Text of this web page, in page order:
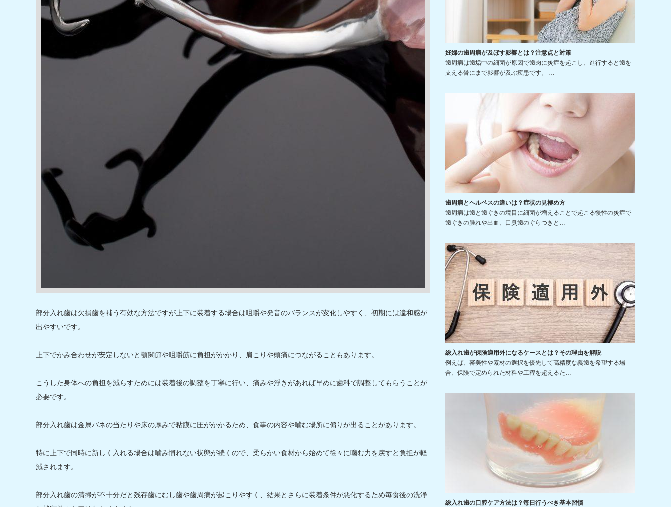
部分入れ歯は欠損歯を補う有効な方法ですが上下に装着する場合は咀嚼や発音のバランスが変化しやすく、初期には違和感が
出やすいです。
上下でかみ合わせが安定しないと顎関節や咀嚼筋に負担がかかり、肩こりや頭痛につながることもあります。
こうした身体への負担を減らすためには装着後の調整を丁寧に行い、痛みや浮きがあれば早めに歯科で調整してもらうことが
必要です。
部分入れ歯は金属バネの当たりや床の厚みで粘膜に圧がかかるため、食事の内容や噛む場所に偏りが出ることがあります。
特に上下で同時に新しく入れる場合は噛み慣れない状態が続くので、柔らかい食材から始めて徐々に噛む力を戻すと負担が軽
減されます。
部分入れ歯の清掃が不十分だと残存歯にむし歯や歯周病が起こりやすく、結果とさらに装着条件が悪化するため毎食後の洗浄
妊婦の歯周病が及ぼす影響とは？注意点と対策
歯周病は歯垢中の細菌が原因で歯肉に炎症を起こし、進行すると歯を
支える骨にまで影響が及ぶ疾患です。 …
歯周病とヘルペスの違いは？症状の見極め方
歯周病は歯と歯ぐきの境目に細菌が増えることで起こる慢性の炎症で
歯ぐきの腫れや出血、口臭歯のぐらつきと…
総入れ歯が保険適用外になるケースとは？その理由を解説
例えば、審美性や素材の選択を優先して高精度な義歯を希望する場
合、保険で定められた材料や工程を超えるた…
総入れ歯の口腔ケア方法は？毎日行うべき基本習慣